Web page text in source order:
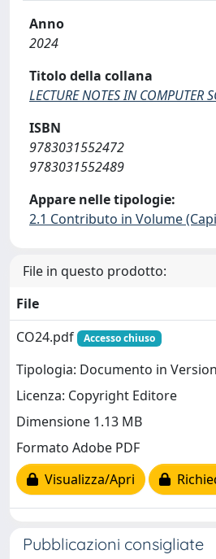
Anno
2024
Titolo della collana
LECTURE NOTES IN COMPUTER
ISBN
9783031552472
9783031552489
Appare nelle tipologie:
2.1 Contributo in Volume
File in questo prodotto:
File
CO24.pdf
Accesso chiuso
Tipologia: Documento in
Licenza: Copyright Editore
Dimensione 1.13 MB
Formato Adobe PDF
Visualizza/Apri
Pubblicazioni consigliate